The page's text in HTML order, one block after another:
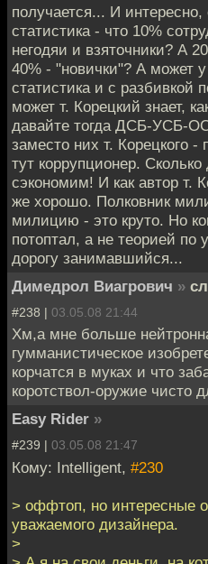
получается... И интересно,
статистика - что 10%
негодяи и взяточники? А
40% - "новички"? А может
статистика и с разбивкой
может т. Корецкий знает,
давайте тогда ДСБ-УСБ-
заместо них т. Корецкого
тут коррупционер. Сколько
сэкономим! И как автор т.
же хорошо. Полковник
милицию - это круто. Но
потоптал, а не теорией
дорогу занимавшийся...
Димедрол Виагрович »
#238 | 03.05.08 21:44
Хм,а мне больше
гумманистическое
корчатся в муках и что
коротствол-оружие чисто
Easy Rider »
#239 | 03.05.08 21:47
Кому: Intelligent, #230
> оффтоп, но интересные
уважаемого дизайнера.
>